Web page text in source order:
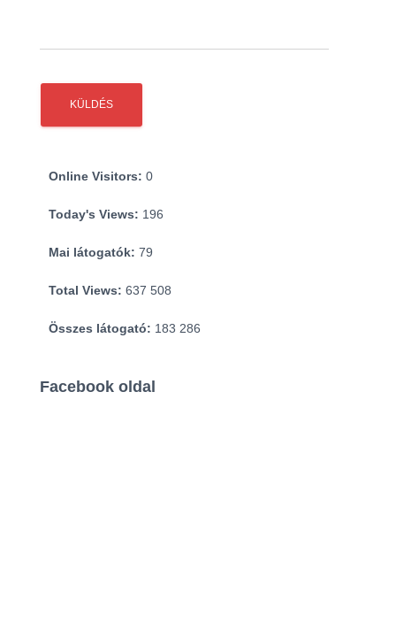
Online Visitors: 0
Today's Views: 196
Mai látogatók: 79
Total Views: 637 508
Összes látogató: 183 286
Facebook oldal